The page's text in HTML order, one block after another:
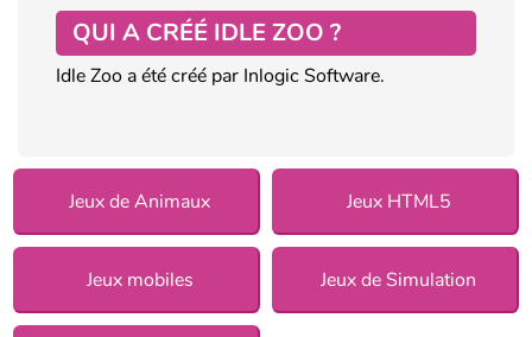
QUI A CRÉÉ IDLE ZOO ?
Idle Zoo a été créé par Inlogic Software.
Jeux de Animaux Jeux HTML5
Jeux mobiles Jeux de Simulation